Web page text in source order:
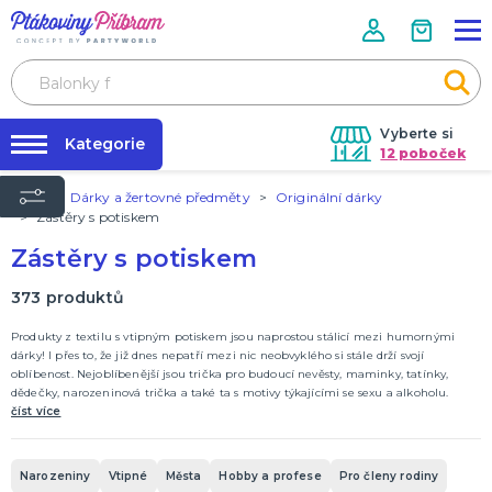
Vyberte si
12 poboček
Půjčovna kostýmů
Nafukování balónků
Prodejny
Rozvoz
Párty Blog
O nás
Kontakt
Kategorie
PÁRTY VÝZDOBA
Balónky latexové
Závaží na balónky
Balónky fóliové
Doplňky k balónkům
Konfety
Serpentiny házecí
Girlandy a řetězy
Závěsné rozety
Lampiony a lampionové girlandy
Závěsné spirály
Svítící čísla a písmenka
Párty doplňky - stolování
Svíčky a fontánky do dortu
Piňáty a piňátové hůlky
Ozdoby na skleničky
Dekorace na stůl
Fotokoutek
Párty pozvánky a kartičky
Párty frkačky a klaksony
Stuhy a ozdobné provázky
Produkty licencované
Narozeninové doplňky
Typ akce
Narozeniny
DALŠÍ KATEGORIE
KOSTÝMY, MASKY, DOPLŇKY
Karneval
Halloween
Úvod Dárky a žertovné předměty
Originální dárky
Zástěry s potiskem
Zástěry s potiskem
373 produktů
Produkty z textilu s vtipným potiskem jsou naprostou stálicí mezi humornými
dárky! I přes to, že již dnes nepatří mezi nic neobvyklého si stále drží svojí
oblíbenost. Nejoblíbenější jsou trička pro budoucí nevěsty, maminky, tatínky,
dědečky, narozeninová trička a také ta s motivy týkajícími se sexu a alkoholu.
Kromě triček nabízíme i zástěry, ponožky a trička na flašku.
číst více
Narozeniny Vtipné Města Hobby a profese Pro členy rodiny